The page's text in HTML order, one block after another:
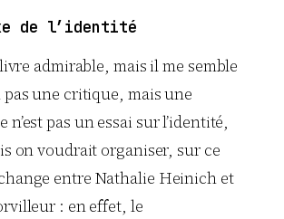
de l’identité
admirable, mais il me semble
une critique, mais une
n’est pas un essai sur l’identité,
on voudrait organiser, sur ce
entre Nathalie Heinich et
: en effet, le